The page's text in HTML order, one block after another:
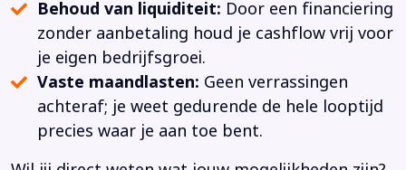
Behoud van liquiditeit: Door een financiering
zonder aanbetaling houd je cashflow vrij voor
je eigen bedrijfsgroei.
Vaste maandlasten: Geen verrassingen
achteraf; je weet gedurende de hele looptijd
precies waar je aan toe bent.